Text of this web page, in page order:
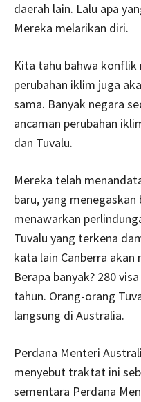
daerah lain. Lalu apa
Mereka melarikan diri.
Kita tahu bahwa konflik
perubahan iklim juga
sama. Banyak negara
ancaman perubahan
dan Tuvalu.
Mereka telah
baru, yang
menawarkan
Tuvalu yang terkena
kata lain Canberra
Berapa banyak? 280
tahun. Orang-orang
langsung di Australia.
Perdana Menteri
menyebut traktat ini
sementara Perdana